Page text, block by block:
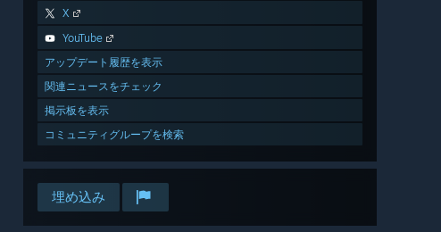
X
YouTube
アップデート履歴を表示
関連ニュースをチェック
掲示板を表示
コミュニティグループを検索
埋め込み